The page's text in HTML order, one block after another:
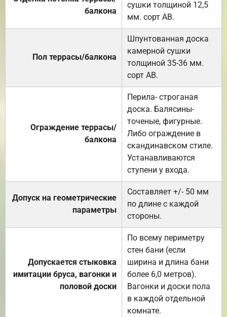
балкона
сушки толщиной 12,5
мм. сорт АВ.
Пол террасы/балкона
Шпунтованная доска
камерной сушки
толщиной 35-36 мм.
сорт АВ.
Ограждение террасы/
балкона
Перила- строганая
доска. Балясины-
точеные, фигурные.
Либо ограждение в
скандинавском стиле.
Устанавливаются
ступени у входа.
Допуск на геометрические
параметры
Составляет +/- 50 мм
по длине с каждой
стороны.
Допускается стыковка
имитации бруса, вагонки и
половой доски
По всему периметру
стен бани (если
ширина и длина бани
более 6,0 метров).
Вагонки и доски пола
в каждой отдельной
комнате.